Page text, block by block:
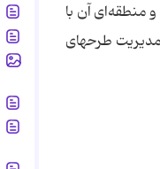
و منطقه‌ای آن با
طرحهای